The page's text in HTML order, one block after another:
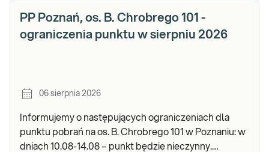
PP Poznań, os. B. Chrobrego 101 -
ograniczenia punktu w sierpniu 2026
06 sierpnia 2026
Informujemy o następujących ograniczeniach dla
punktu pobrań na os. B. Chrobrego 101 w Poznaniu: w
dniach 10.08-14.08 – punkt będzie nieczynny.